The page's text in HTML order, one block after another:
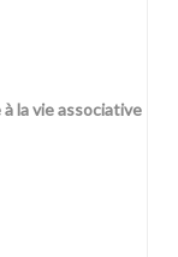
la vie associative